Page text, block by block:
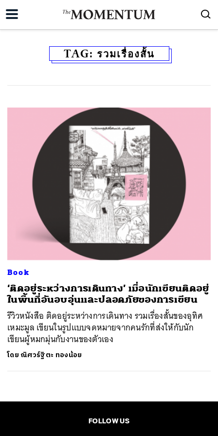
TAG: รวมเรื่องสั้น
Book
‘ติดอยู่ระหว่างการเดินทาง’ เมื่อนักเขียนติดอยู่
ในพื้นที่อันอบอุ่นและปลอดภัยของการเขียน
รีวิวหนังสือ ติดอยู่ระหว่างการเดินทาง รวมเรื่องสั้นของอุทิศ
เหมะมูล เขียนในรูปแบบจดหมายจากคนรักที่ส่งให้กับนัก
เขียนผู้หมกมุ่นกับงานของตัวเอง
โดย ณิศวร์ฐิตะ ทองน้อย
FOLLOW US
SHARE EMAIL